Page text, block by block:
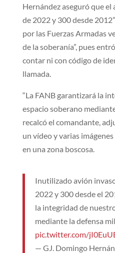
Hernández aseguró que
de 2022 y 300 desde
por las Fuerzas Armadas
de la soberanía”, pues
contar ni con código de
llamada.
“La FANB garantizará la
espacio soberano
recalcó el comandante,
un vídeo y varias
en una zona boscosa.
Inutilizado avión
2022 y 300 desde el
la integridad de
mediante la defensa
pic.twitter.com/
— GJ. Domingo